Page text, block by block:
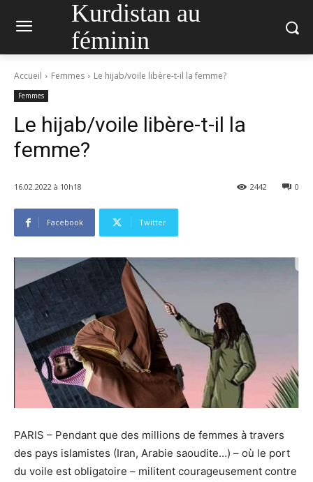
Kurdistan au
féminin
Accueil Femmes Le hijab/voile libère-t-il la femme?
Femmes
Le hijab/voile libère-t-il la
femme?
16.02.2022 à 10h18 0
2442
Facebook Twitter
PARIS – Pendant que des millions de femmes à travers
des pays islamistes (Iran, Arabie saoudite…) – où le port
du voile est obligatoire – militent courageusement contre